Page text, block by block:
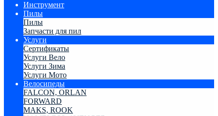
Инструмент
Пилы
Пилы
Запчасти для пил
Услуги
Сертификаты
Услуги Вело
Услуги Зима
Услуги Мото
Велосипеды
FALCON, ORLAN
FORWARD
MAKS, ROOK